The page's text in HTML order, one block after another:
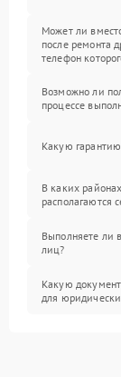
Может ли
после ремонта
телефон
Возможно ли
процессе
Какую
В каких
располагаются
Выполняете ли
лиц?
Какую
для